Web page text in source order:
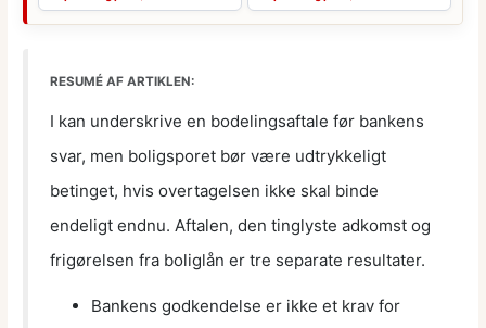
RESUMÉ AF ARTIKLEN:
I kan underskrive en bodelingsaftale før bankens
svar, men boligsporet bør være udtrykkeligt
betinget, hvis overtagelsen ikke skal binde
endeligt endnu. Aftalen, den tinglyste adkomst og
frigørelsen fra boliglån er tre separate resultater.
Bankens godkendelse er ikke et krav for